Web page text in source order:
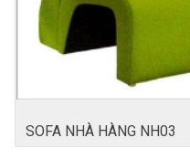
SOFA NHÀ HÀNG NH03